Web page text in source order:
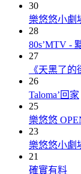
30
樂悠悠小劇
28
80s’MTV -
27
《天黑了的
26
Taloma’回家
25
樂悠悠
23
樂悠悠小劇
21
確實有料